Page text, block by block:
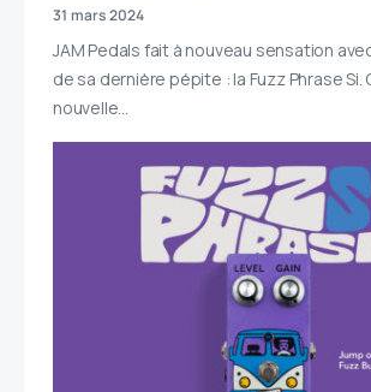
31 mars 2024
JAM Pedals fait à nouveau sensation
de sa dernière pépite : la Fuzz Phrase Si.
nouvelle…